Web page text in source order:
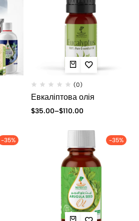
(0)
Евкаліптова олія
$35.00–$110.00
-35% -35%